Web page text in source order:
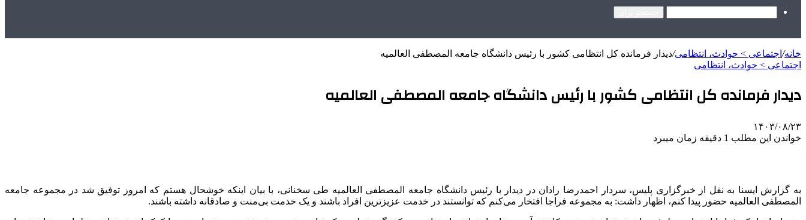
خانه/ اجتماعی > حوادث، انتظامی/دیدار فرمانده کل انتظامی کشور با رئیس دانشگاه جامعه المصطفی العالمیه
اجتماعی > حوادث، انتظامی
دیدار فرمانده کل انتظامی کشور با رئیس دانشگاه جامعه المصطفی العالمیه
۱۴۰۳/۰۸/۲۳
خواندن این مطلب 1 دقیقه زمان میبرد
به گزارش ایسنا به نقل از خبرگزاری پلیس، سردار احمدرضا رادان در دیدار با رئیس دانشگاه جامعه المصطفی العالمیه طی سخنانی، با بیان اینکه خوشحال هستم که امروز توفیق شد در مجموعه جامعه
المصطفی العالمیه حضور پیدا کنم، اظهار داشت: به مجموعه فراجا افتخار می‌کنم که توانستند در خدمت عزیزترین افراد باشند و یک خدمت بی‌منت و صادقانه داشته باشند.